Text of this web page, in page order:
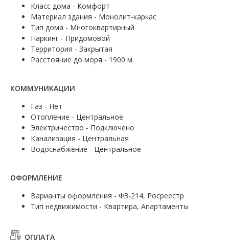
Класс дома - Комфорт
Материал здания - Монолит-каркас
Тип дома - Многоквартирный
Паркинг - Придомовой
Территория - Закрытая
Расстояние до моря - 1900 м.
КОММУНИКАЦИИ
Газ - Нет
Отопление - Центральное
Электричество - Подключено
Канализация - Центральная
Водоснабжение - Центральное
ОФОРМЛЕНИЕ
Варианты оформления - ФЗ-214, Росреестр
Тип недвижимости - Квартира, Апартаменты
ОПЛАТА